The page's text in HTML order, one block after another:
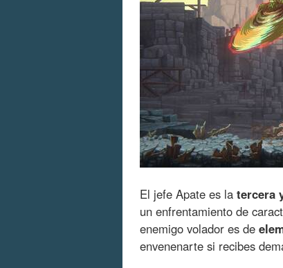
El jefe Apate es la tercera
un enfrentamiento de
enemigo volador es de
envenenarte si recibes